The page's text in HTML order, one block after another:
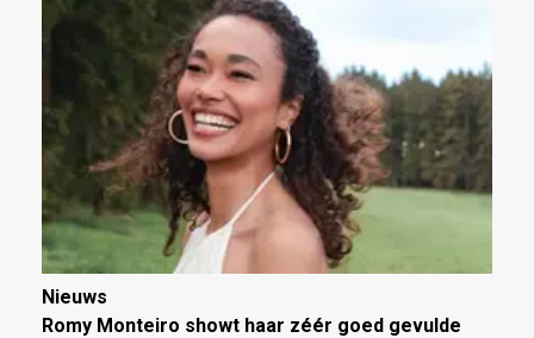
Nieuws
Romy Monteiro showt haar zéér goed gevulde